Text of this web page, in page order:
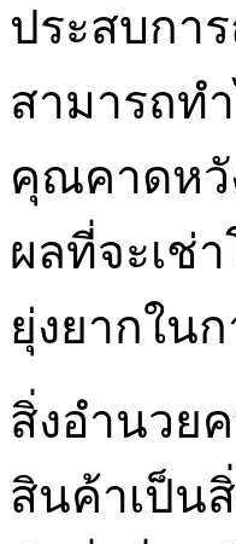
ประสบกา
สามารถท
คุณคาดหวั
ผลที่จะเช่
ยุ่งยากใน
สิ่งอำนวย
สินค้าเป็น